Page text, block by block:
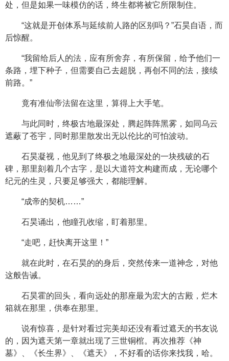
处，但是如果一味模仿的话，终生都将被它所限制住。
“这就是开创体系与延续前人路的区别吗？”石昊自语，而
后惊醒。
“我留给后人的法，应有所舍弃，有所保留，给予他们一
条路，埋下种子，但需要自己去超脱，再创不同的法，接续
前路。”
竟有准仙帝法留在这里，算得上大手笔。
与此同时，终极古地最深处，腾起阵阵黑雾，如同乌云
遮蔽了苍宇，同时那里散发出无以伦比的可怕波动。
石昊凝视，他见到了终极之地最深处的一块残破的石
碑，那里刻着几个古字，是以大道符文构建而成，无论哪个
纪元的生灵，只要足够强大，都能理解。
“成帝的契机……”
石昊诵出，他瞳孔收缩，盯着那里。
“走吧，赶快离开这里！”
就在此时，在石昊的的身后，突然传来一道神念，对他
这般告诫。
石昊霍的回头，看向远处的那座最为宏大的古殿，烂木
箱就在那里，供奉在那里。
说有惊喜，是针对看过完美却还没有看过遮天的书友说
的，因为遮天第一章就出现了三世铜棺。再次推荐《神
墓》、《长生界》、《遮天》，不好看的话你来找我，哈。